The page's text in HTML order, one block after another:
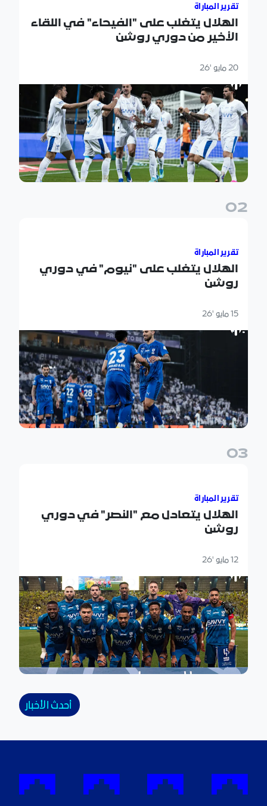
تقرير المباراة
الهلال يتغلب على "الفيحاء" في اللقاء
الأخير من دوري روشن
20 مايو '26
02
تقرير المباراة
الهلال يتغلب على "نيوم" في دوري
روشن
15 مايو '26
03
تقرير المباراة
الهلال يتعادل مع "النصر" في دوري
روشن
12 مايو '26
أحدث الأخبار